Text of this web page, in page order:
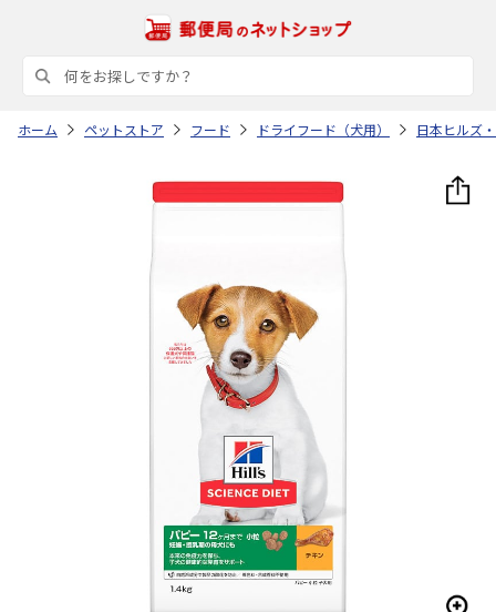
ホーム ペットストア フード ドライフード（犬用） 日本ヒルズ